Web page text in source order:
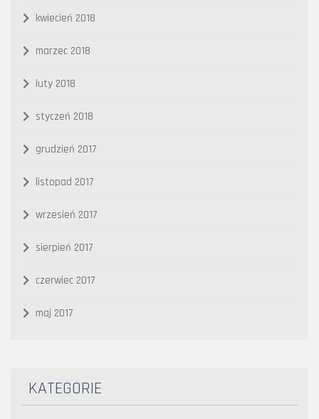
kwiecień 2018
marzec 2018
luty 2018
styczeń 2018
grudzień 2017
listopad 2017
wrzesień 2017
sierpień 2017
czerwiec 2017
maj 2017
KATEGORIE